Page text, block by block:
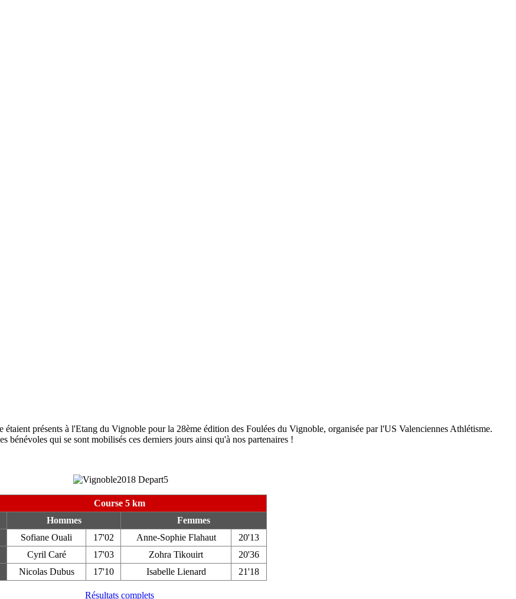
étaient présents à l'Etang du Vignoble pour la 28ème édition des Foulées du Vignoble, organisée par l'US Valenciennes Athlétisme.
bénévoles qui se sont mobilisés ces derniers jours ainsi qu'à nos partenaires !
Course 5 km
Hommes
Femmes
Sofiane Ouali 17'02 Anne-Sophie Flahaut
20'13
Cyril Caré 17'03 Zohra Tikouirt
20'36
Nicolas Dubus 17'10 Isabelle Lienard 21'18
Résultats complets